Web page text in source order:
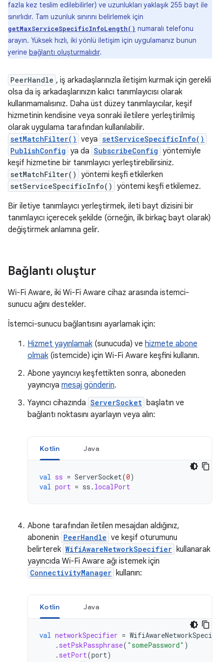
fazla kez teslim edilebilirler) ve uzunlukları yaklaşık 255 bayt ile
sınırlıdır. Tam uzunluk sınırını belirlemek için
getMaxServiceSpecificInfoLength() numaralı telefonu
arayın. Yüksek hızlı, iki yönlü iletişim için uygulamanız bunun
yerine bağlantı oluşturmalıdır.
PeerHandle , iş arkadaşlarınızla iletişim kurmak için gerekli
olsa da iş arkadaşlarınızın kalıcı tanımlayıcısı olarak
kullanmamalısınız. Daha üst düzey tanımlayıcılar, keşif
hizmetinin kendisine veya sonraki iletilere yerleştirilmiş
olarak uygulama tarafından kullanılabilir.
setMatchFilter() veya setServiceSpecificInfo()
PublishConfig ya da SubscribeConfig yöntemiyle
keşif hizmetine bir tanımlayıcı yerleştirebilirsiniz.
setMatchFilter() yöntemi keşfi etkilerken
setServiceSpecificInfo() yöntemi keşfi etkilemez.
Bir iletiye tanımlayıcı yerleştirmek, ileti bayt dizisini bir
tanımlayıcı içerecek şekilde (örneğin, ilk birkaç bayt olarak)
değiştirmek anlamına gelir.
Bağlantı oluştur
Wi-Fi Aware, iki Wi-Fi Aware cihaz arasında istemci-
sunucu ağını destekler.
İstemci-sunucu bağlantısını ayarlamak için:
Hizmet yayınlamak(sunucuda) ve hizmete abone
olmak(istemcide) için Wi-Fi Aware keşfini kullanın.
Abone yayıncıyı keşfettikten sonra, aboneden
yayıncıya mesaj gönderin.
Yayıncı cihazında ServerSocket başlatın ve
bağlantı noktasını ayarlayın veya alın:
Kotlin Java
val ss = ServerSocket(0)
val port = ss . localPort
Abone tarafından iletilen mesajdan aldığınız,
abonenin PeerHandle ve keşif oturumunu
belirterek WifiAwareNetworkSpecifier kullanarak
yayıncıda Wi-Fi Aware ağı istemek için
ConnectivityManager kullanın:
Kotlin Java
val networkSpecifier =
. setPskPassphrase( "somePassword" )
. setPort(port)